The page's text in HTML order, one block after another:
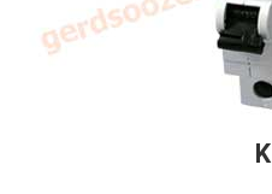
K